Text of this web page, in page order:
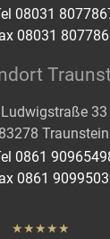
08031
08031
Ludwigstraße 33
83278 Traunstein
0861
0861